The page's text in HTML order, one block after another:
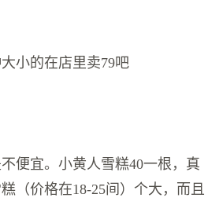
小的在店里卖79吧
便宜。小黄人雪糕40一根，真
（价格在18-25间）个大，而且